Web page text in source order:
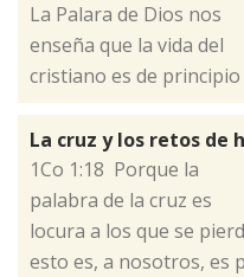
​La Palara de Dios nos
enseña que la vida del
cristiano es de
La cruz y los retos de
​1Co 1:18 Porque la
palabra de la cruz es
locura a los que se
esto es, a nosotros, es